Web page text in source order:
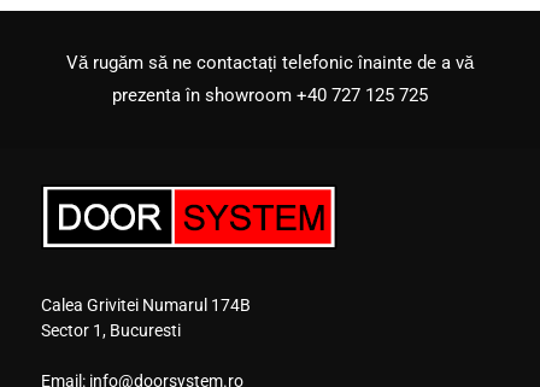
Vă rugăm să ne contactați telefonic înainte de a vă
prezenta în showroom +40 727 125 725
Calea Grivitei Numarul 174B
Sector 1, Bucuresti
Email: info@doorsystem.ro